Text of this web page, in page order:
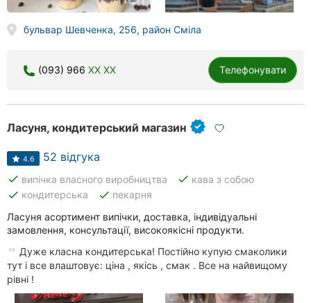
бульвар Шевченка, 256, район Сміла
(093) 966 XX XX Телефонувати
Ласуня, кондитерський магазин
4.6 52 відгука
done випічка власного виробництва done кава з собою
done кондитерська done пекарня
Ласуня асортимент випічки, доставка, індивідуальні
замовлення, консультації, високоякісні продукти.
Дуже класна кондитерська! Постійно купую смаколики
тут і все влаштовує: ціна , якісь , смак . Все на найвищому
рівні !